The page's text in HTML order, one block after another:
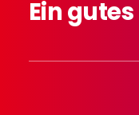
Eingutes